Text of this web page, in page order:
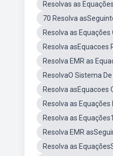
Resolvas as
70 Resolva
Resolva as
Resolva asEquacoes
Resolva EMR as
ResolvaO Sistema
Resolva asEquacoes
Resolva as
Resolva as
Resolva EMR
Resolva as